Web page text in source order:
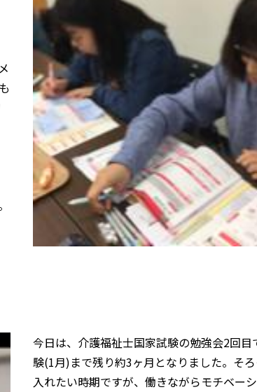
今日は、介護福祉士国家試験の勉強会2回目
験(1月)まで残り約3ヶ月となりました。そ
入れたい時期ですが、働きながらモチベー